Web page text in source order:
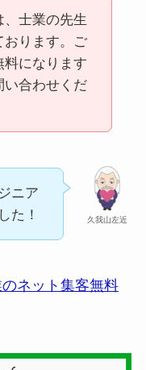
、士業の先生
おります。ご
料になります
い合わせくだ
久我山左近
ニア
た！
ネット集客無料